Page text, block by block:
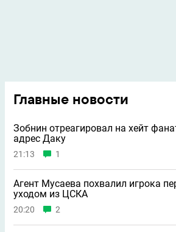
Главные новости
Зобнин отреагировал на хейт
адрес Даку
21:13 1
Агент Мусаева похвалил игрока
уходом из ЦСКА
20:20 2